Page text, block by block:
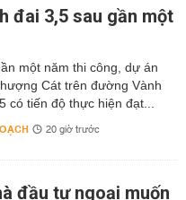
đai 3,5 sau gần một
một năm thi công, dự án
Cát trên đường Vành
có tiến độ thực hiện đạt...
20 giờ trước
đầu tư ngoại muốn